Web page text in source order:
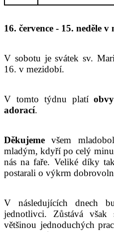
16. července - 15. neděle v
V sobotu je svátek sv.
16. v mezidobí.
V tomto týdnu platí
adorací.
Děkujeme všem
mladým, kdyří po celý
nás na faře. Veliké díky
postarali o výkrm
V následujících dnech
jednotlivci. Zůstává však
většinou jednoduchých